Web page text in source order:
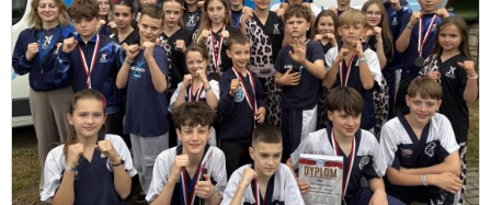
menu
skiplinks
pozwalające
szybko
przechodzić
do
treści,
które
znajduje